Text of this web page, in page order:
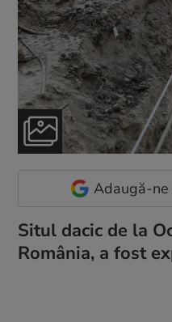
Adaugă-ne
Situl dacic de la
România, a fost